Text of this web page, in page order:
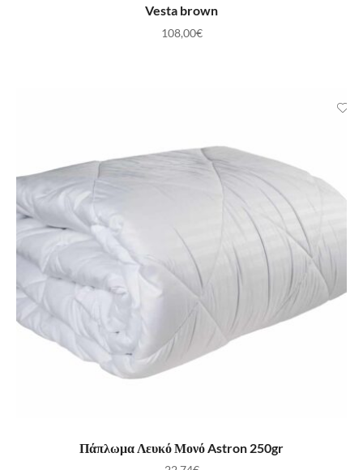
Vesta brown
108,00€
ΠΡΟΣΘΉΚΗ ΣΤΟ ΚΑΛΆΘΙ
Πάπλωμα Λευκό Μονό Astron 250gr